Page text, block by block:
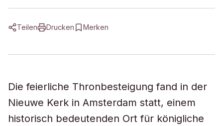
Teilen Drucken Merken
Die feierliche Thronbesteigung fand in der
Nieuwe Kerk in Amsterdam statt, einem
historisch bedeutenden Ort für königliche